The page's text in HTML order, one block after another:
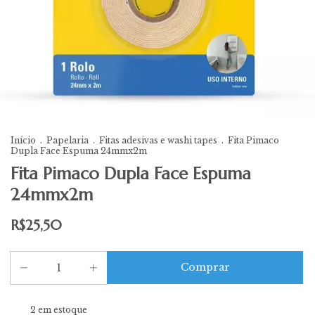
Início . Papelaria . Fitas adesivas e washi tapes . Fita Pimaco
Dupla Face Espuma 24mmx2m
Fita Pimaco Dupla Face Espuma
24mmx2m
R$25,50
2 em estoque